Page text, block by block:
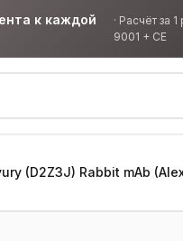
к каждой
· Расчёт за
9001 + CE
(D2Z3J) Rabbit mAb